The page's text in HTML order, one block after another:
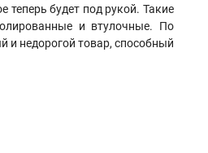
теперь будет под рукой. Такие
и втулочные. По
и недорогой товар, способный